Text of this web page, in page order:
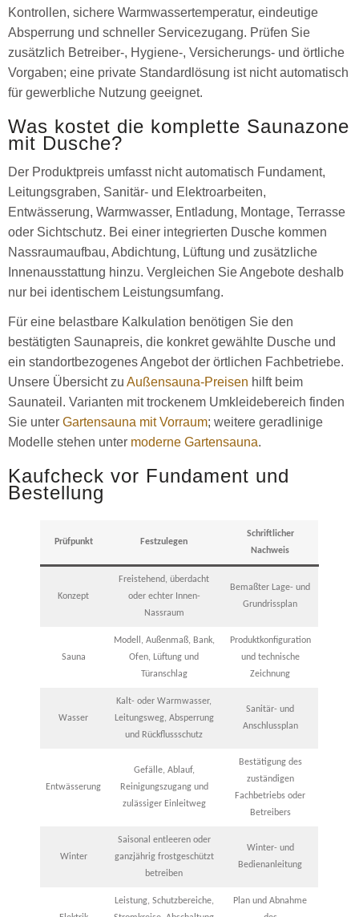
Kontrollen, sichere Warmwassertemperatur, eindeutige
Absperrung und schneller Servicezugang. Prüfen Sie
zusätzlich Betreiber-, Hygiene-, Versicherungs- und örtliche
Vorgaben; eine private Standardlösung ist nicht automatisch
für gewerbliche Nutzung geeignet.
Was kostet die komplette Saunazone
mit Dusche?
Der Produktpreis umfasst nicht automatisch Fundament,
Leitungsgraben, Sanitär- und Elektroarbeiten,
Entwässerung, Warmwasser, Entladung, Montage, Terrasse
oder Sichtschutz. Bei einer integrierten Dusche kommen
Nassraumaufbau, Abdichtung, Lüftung und zusätzliche
Innenausstattung hinzu. Vergleichen Sie Angebote deshalb
nur bei identischem Leistungsumfang.
Für eine belastbare Kalkulation benötigen Sie den
bestätigten Saunapreis, die konkret gewählte Dusche und
ein standortbezogenes Angebot der örtlichen Fachbetriebe.
Unsere Übersicht zu Außensauna-Preisen hilft beim
Saunateil. Varianten mit trockenem Umkleidebereich finden
Sie unter Gartensauna mit Vorraum; weitere geradlinige
Modelle stehen unter moderne Gartensauna.
Kaufcheck vor Fundament und
Bestellung
Prüfpunkt Festzulegen
Schriftlicher
Nachweis
Konzept
Freistehend, überdacht
oder echter Innen-
Nassraum
Bemaßter Lage- und
Grundrissplan
Sauna
Modell, Außenmaß, Bank,
Ofen, Lüftung und
Türanschlag
Produktkonfiguration
und technische
Zeichnung
Wasser
Kalt- oder Warmwasser,
Leitungsweg, Absperrung
und Rückflussschutz
Sanitär- und
Anschlussplan
Entwässerung
Gefälle, Ablauf,
Reinigungszugang und
zulässiger Einleitweg
Bestätigung des
zuständigen
Fachbetriebs oder
Betreibers
Winter
Saisonal entleeren oder
ganzjährig frostgeschützt
betreiben
Winter- und
Bedienanleitung
Leistung, Schutzbereiche,
Plan und Abnahme